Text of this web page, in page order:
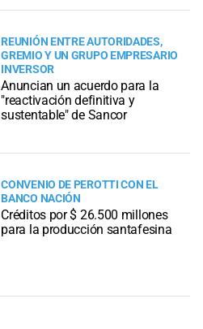
REUNIÓN ENTRE AUTORIDADES,
GREMIO Y UN GRUPO EMPRESARIO
INVERSOR
Anuncian un acuerdo para la
"reactivación definitiva y
sustentable" de Sancor
CONVENIO DE PEROTTI CON EL
BANCO NACIÓN
Créditos por $ 26.500 millones
para la producción santafesina